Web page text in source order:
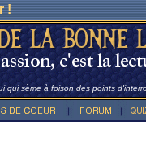
!
qui sème à foison des points